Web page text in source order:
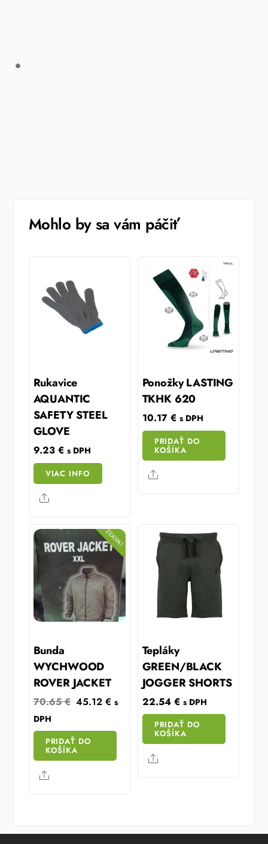
Mohlo by sa vám páčiť
Rukavice
AQUANTIC
SAFETY STEEL
GLOVE
9.23 € s DPH
VIAC INFO
Share
Ponožky LASTING
TKHK 620
10.17 € s DPH
PRIDAŤ DO
KOŠÍKA
Share
ZĽAVA!
Bunda
WYCHWOOD
ROVER JACKET
70.65€ Original
was:
70.65 €.
45.12€ Current
is:
s
DPH
PRIDAŤ DO
KOŠÍKA
Share
Tepláky
GREEN/BLACK
JOGGER SHORTS
22.54 € s DPH
PRIDAŤ DO
KOŠÍKA
Share